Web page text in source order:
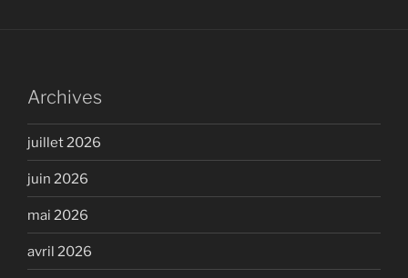
Archives
juillet 2026
juin 2026
mai 2026
avril 2026